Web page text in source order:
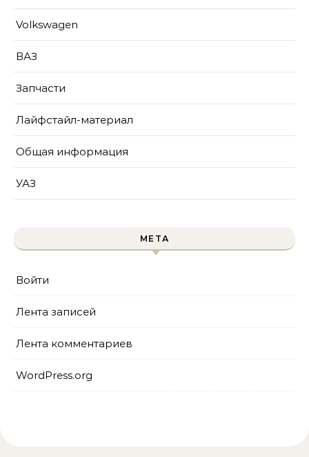
Volkswagen
ВАЗ
Запчасти
Лайфстайл-материал
Общая информация
УАЗ
МЕТА
Войти
Лента записей
Лента комментариев
WordPress.org